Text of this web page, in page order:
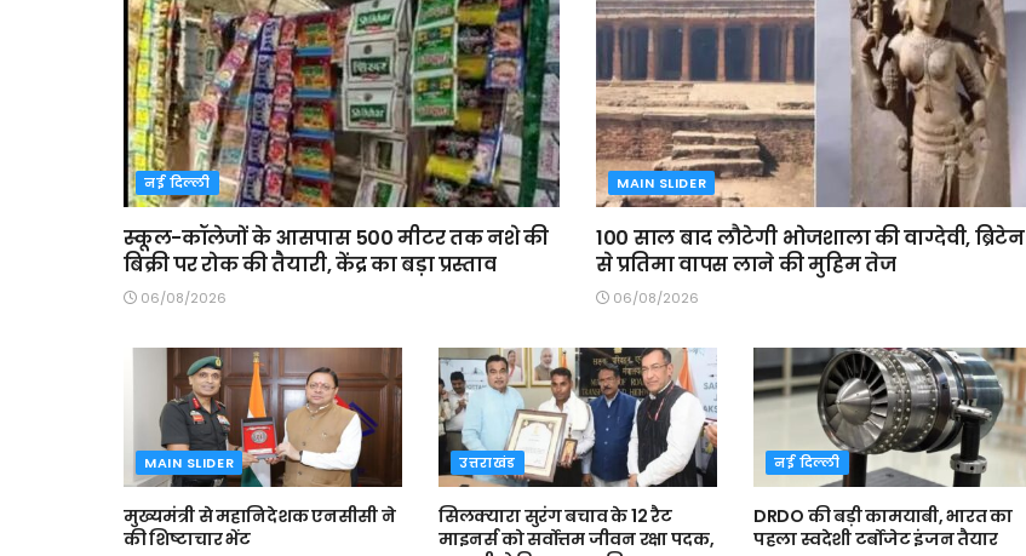
नई दिल्ली
स्कूल-कॉलेजों के आसपास 500 मीटर तक नशे की
बिक्री पर रोक की तैयारी, केंद्र का बड़ा प्रस्ताव
06/08/2026
MAIN SLIDER
100 साल बाद लौटेगी भोजशाला की वाग्देवी, ब्रिटेन
से प्रतिमा वापस लाने की मुहिम तेज
06/08/2026
MAIN SLIDER
मुख्यमंत्री से महानिदेशक एनसीसी ने
की शिष्टाचार भेंट
उत्तराखंड
सिलक्यारा सुरंग बचाव के 12 रैट
माइनर्स को सर्वोत्तम जीवन रक्षा पदक,
नई दिल्ली
DRDO की बड़ी कामयाबी, भारत का
पहला स्वदेशी टर्बोजेट इंजन तैयार